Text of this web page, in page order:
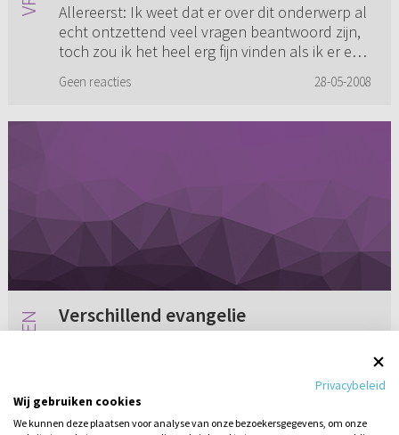
Allereerst: Ik weet dat er over dit onderwerp al
echt ontzettend veel vragen beantwoord zijn,
toch zou ik het heel erg fijn vinden als ik er een
huisarts! Ik be...
Geen reacties 28-05-2008
Verschillend evangelie
de joden en Paulus voor de heidenen? Waarbij
Petrus voornamelijk sprak over de komende
Privacybeleid
Wij gebruiken cookies
We kunnen deze plaatsen voor analyse van onze bezoekersgegevens, om onze